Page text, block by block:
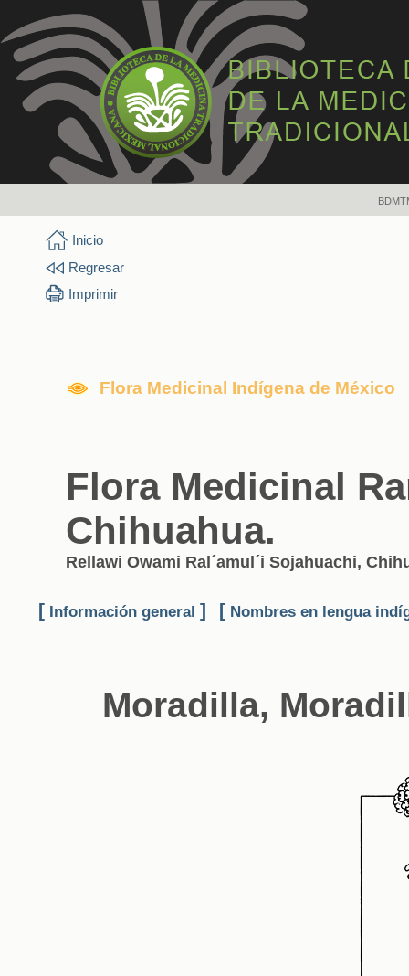
Inicio
Regresar
Imprimir
Flora Medicinal Indígena de México
Flora Medicinal
Chihuahua.
Rellawi Owami Ral´amul´i Sojahuachi,
[ Información general ] [ Nombres en lengua
Moradilla,